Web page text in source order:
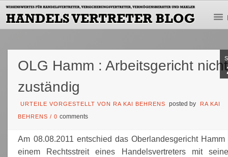
OLG Hamm : Arbeitsgericht nicht
zuständig
URTEILE VORGESTELLT VON RA KAI BEHRENS posted by RA KAI
BEHRENS /0comments
Am 08.08.2011 entschied das Oberlandesgericht Hamm
einem Rechtsstreit eines Handelsvertreters mit